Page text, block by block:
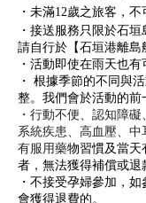
・未滿12歲之旅客，不
・ 接送服務只限於石垣
請自行於【石垣港離島
・ 活動即使在雨天也有
・ 根據季節的不同與
整。我們會於活動的前
・行動不便、認知障
系統疾患、高血壓、中
有服用藥物習慣及當天
者，無法獲得補償或
・ 不接受孕婦參加，如
會獲得退費的。